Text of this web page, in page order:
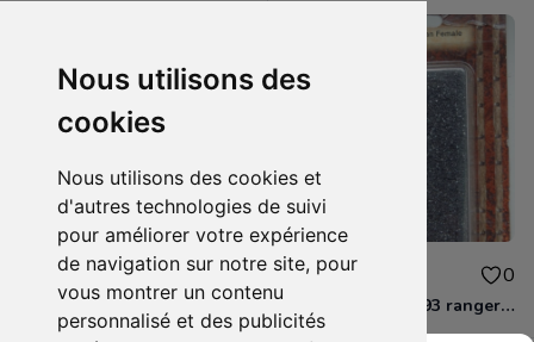
Nous utilisons des
cookies
Nous utilisons des cookies et
d'autres technologies de suivi
pour améliorer votre expérience
de navigation sur notre site, pour
vous montrer un contenu
personnalisé et des publicités
15.00€ 0
D&D - 88286 paladin human male Miniature - Donjons Dragons
12.00€ 0
D&D - WOC 40093 ranger human female Miniature - Donjons Dragons